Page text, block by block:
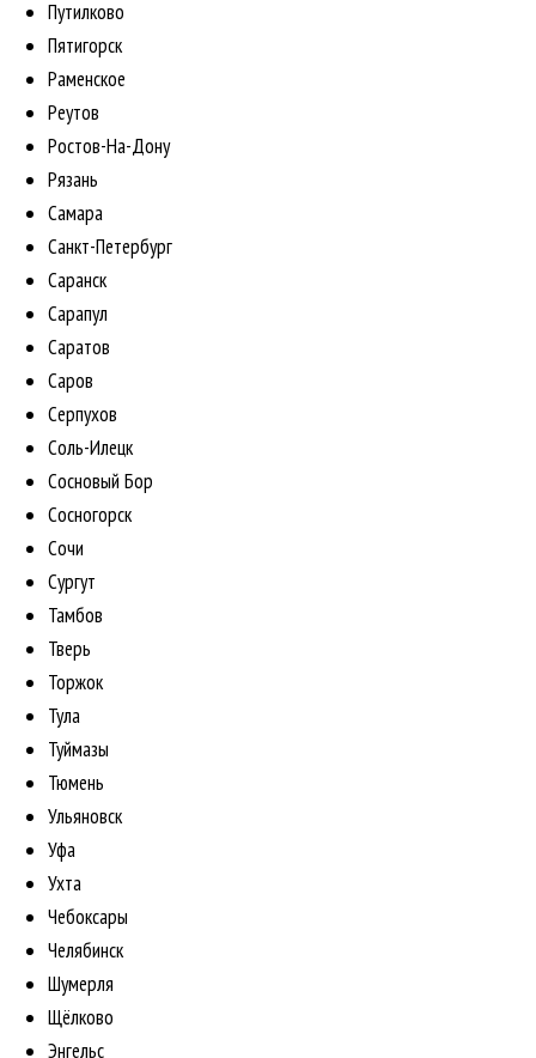
Путилково
Пятигорск
Раменское
Реутов
Ростов-На-Дону
Рязань
Самара
Санкт-Петербург
Саранск
Сарапул
Саратов
Саров
Серпухов
Соль-Илецк
Сосновый Бор
Сосногорск
Сочи
Сургут
Тамбов
Тверь
Торжок
Тула
Туймазы
Тюмень
Ульяновск
Уфа
Ухта
Чебоксары
Челябинск
Шумерля
Щёлково
Энгельс